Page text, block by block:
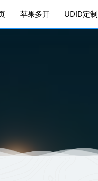
苹果多开 UDID定制